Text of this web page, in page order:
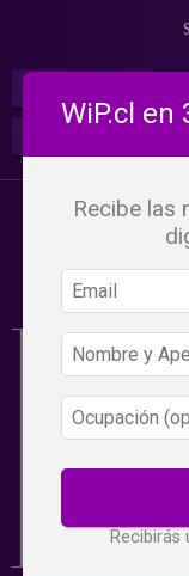
WiP.cl en
Recibe las
Recibirás